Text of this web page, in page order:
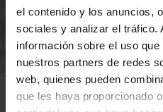
el contenido y los anuncios,
sociales y analizar el tráfico.
información sobre el uso
nuestros partners de redes
web, quienes pueden
que les haya proporcionado